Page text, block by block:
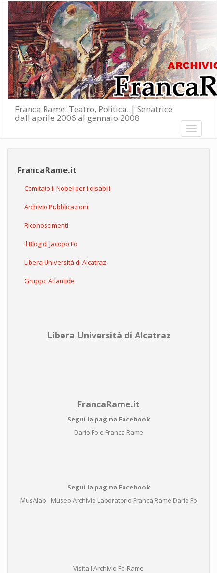
Salta al contenuto principale
Franca Rame: Teatro, Politica. | Senatrice
dall'aprile 2006 al gennaio 2008
Toggle
FrancaRame.it
Comitato il Nobel per i disabili
Archivio Pubblicazioni
Riconoscimenti
Il Blog di Jacopo Fo
Libera Università di Alcatraz
Gruppo Atlantide
Libera Università di Alcatraz
FrancaRame.it
Segui la pagina Facebook
Dario Fo e Franca Rame
Segui la pagina Facebook
MusAlab - Museo Archivio Laboratorio Franca Rame Dario Fo
Visita l'Archivio Fo-Rame